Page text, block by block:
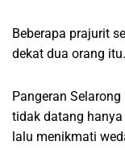
Beberapa prajurit
dekat dua orang itu.
Pangeran
tidak datang
lalu menikmati